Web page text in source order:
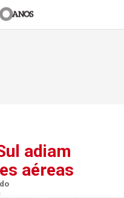
adiam
aéreas